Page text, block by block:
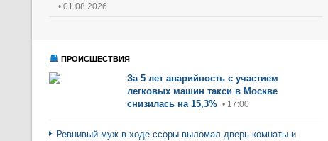
• 01.08.2026
ПРОИСШЕСТВИЯ
За 5 лет аварийность с участием
легковых машин такси в Москве
снизилась на 15,3% • 17:00
Ревнивый муж в ходе ссоры выломал дверь комнаты и